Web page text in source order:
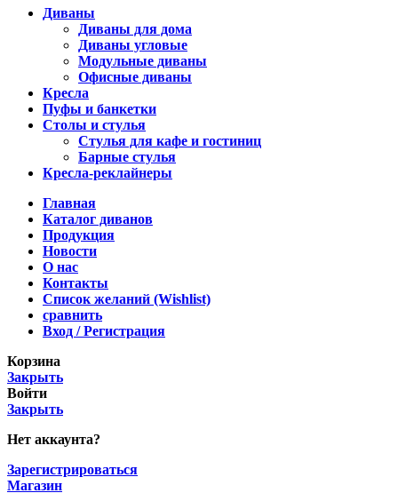
Диваны
Диваны для дома
Диваны угловые
Модульные диваны
Офисные диваны
Кресла
Пуфы и банкетки
Столы и стулья
Стулья для кафе и гостиниц
Барные стулья
Кресла-реклайнеры
Главная
Каталог диванов
Продукция
Новости
О нас
Контакты
Список желаний (Wishlist)
сравнить
Вход / Регистрация
Корзина
Закрыть
Войти
Закрыть
Нет аккаунта?
Зарегистрироваться
Магазин